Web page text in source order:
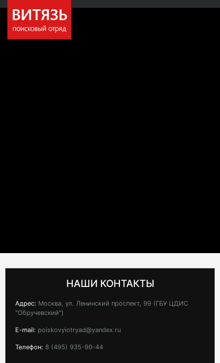
НАШИ КОНТАКТЫ
Адрес: Москва, ул. Ленинский проспект, 99 (ГБУ ЦДИС
"Обручевский")
E-mail: poiskovyiotryad@yandex.ru
Телефон: 8 (495) 935-90-44